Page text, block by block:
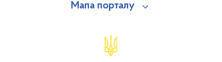
Мапа порталу